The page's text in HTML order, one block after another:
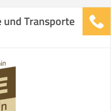
ANFORDERN
KOSTENSCHÄTZUNG
Transporte